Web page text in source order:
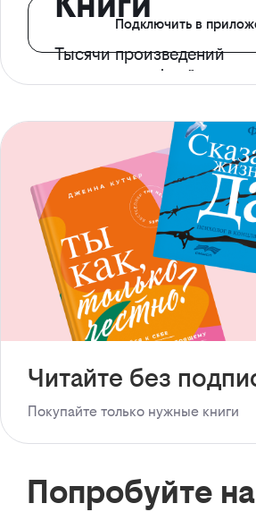
Тысячи произведений
с доступом офлайн
Подключить в
Читайте без
Покупайте только нужные книги
Попробуйте